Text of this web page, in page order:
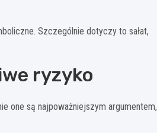
Szczególnie dotyczy to sałat,
ryzyko
one są najpoważniejszym argumentem,